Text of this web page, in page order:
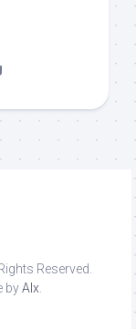
Reserved.
byAlx.